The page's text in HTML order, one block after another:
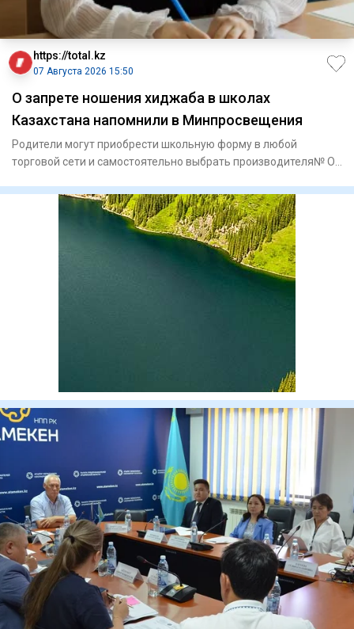
https://total.kz
07 Августа 2026 15:50
О запрете ношения хиджаба в школах
Казахстана напомнили в Минпросвещения
Родители могут приобрести школьную форму в любой
торговой сети и самостоятельно выбрать производителя№ О